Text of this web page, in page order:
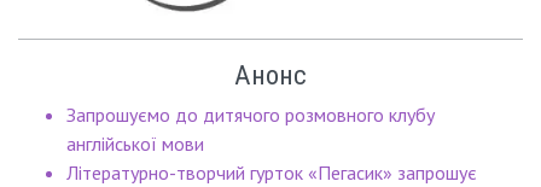
Анонс
Запрошуємо до дитячого розмовного клубу
англійської мови
Літературно-творчий гурток «Пегасик» запрошує